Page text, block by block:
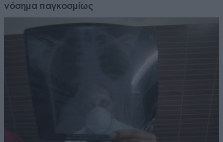
νόσημα παγκοσμίως